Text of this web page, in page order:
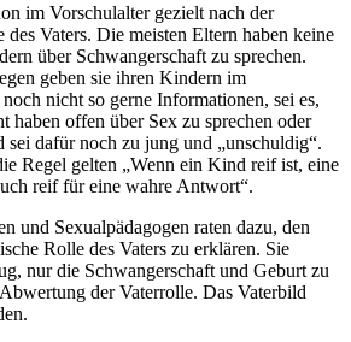
im Vorschulalter gezielt nach der
Vaters. Die meisten Eltern haben keine
über Schwangerschaft zu sprechen.
geben sie ihren Kindern im
nicht so gerne Informationen, sei es,
haben offen über Sex zu sprechen oder
dafür noch zu jung und „unschuldig“.
Regel gelten „Wenn ein Kind reif ist, eine
reif für eine wahre Antwort“.
und Sexualpädagogen raten dazu, den
Rolle des Vaters zu erklären. Sie
nur die Schwangerschaft und Geburt zu
der Vaterrolle. Das Vaterbild